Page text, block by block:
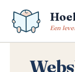
naar
Een